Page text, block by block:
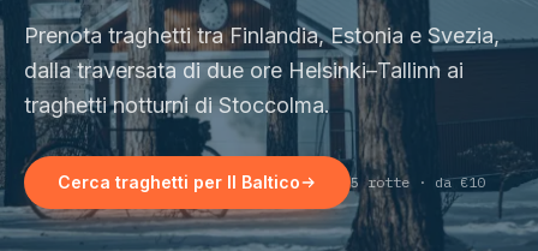
Prenota traghetti tra Finlandia, Estonia e Svezia,
dalla traversata di due ore Helsinki–Tallinn ai
traghetti notturni di Stoccolma.
Cerca traghetti per Il Baltico 5 rotte · da €10